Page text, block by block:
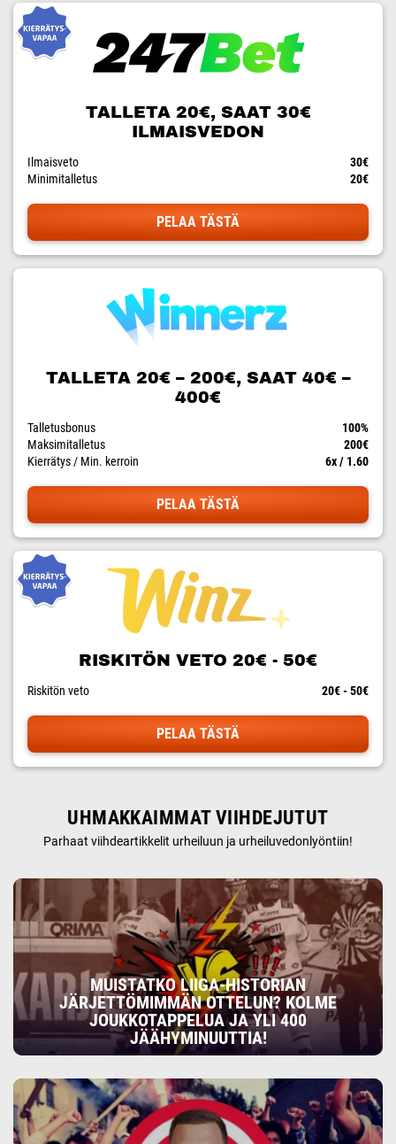
TALLETA 20€, SAAT 30€
ILMAISVEDON
Ilmaisveto
30€
Minimitalletus
20€
PELAA TÄSTÄ
TALLETA 20€ – 200€, SAAT 40€ –
400€
Talletusbonus
100%
Maksimitalletus
200€
Kierrätys / Min. kerroin
6x / 1.60
PELAA TÄSTÄ
RISKITÖN VETO 20€ - 50€
Riskitön veto 20€ - 50€
PELAA TÄSTÄ
UHMAKKAIMMAT VIIHDEJUTUT
Parhaat viihdeartikkelit urheiluun ja urheiluvedonlyöntiin!
MUISTATKO LIIGA-HISTORIAN
JÄRJETTÖMIMMÄN OTTELUN? KOLME
JOUKKOTAPPELUA JA YLI 400
JÄÄHYMINUUTTIA!